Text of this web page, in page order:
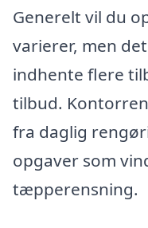
Generelt vil du
varierer, men
indhente flere
tilbud.
fra daglig
opgaver som
tæpperensning.